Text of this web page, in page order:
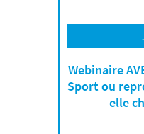
Webinaire
Sport ou
elle